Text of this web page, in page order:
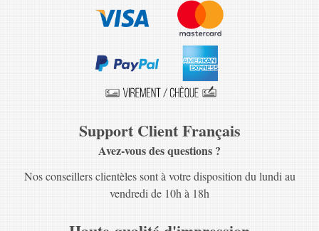
Support Client Français
Avez-vous des questions ?
Nos conseillers clientèles sont à votre disposition du lundi au
vendredi de 10h à 18h